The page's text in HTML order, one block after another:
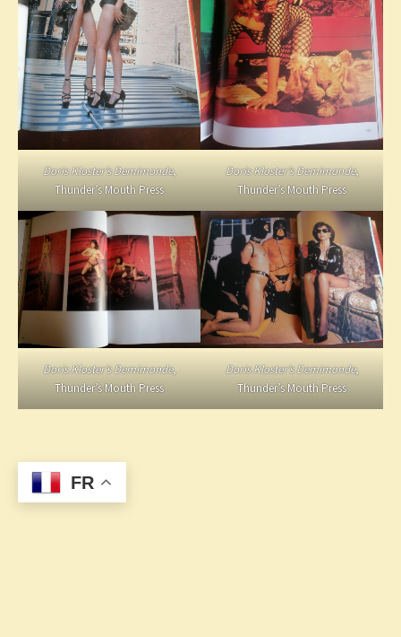
Doris Kloster’s Demimonde,
Thunder’s Mouth Press
Doris Kloster’s Demimonde,
Thunder’s Mouth Press
Doris Kloster’s Demimonde,
Thunder’s Mouth Press
Doris Kloster’s Demimonde,
Thunder’s Mouth Press
FR